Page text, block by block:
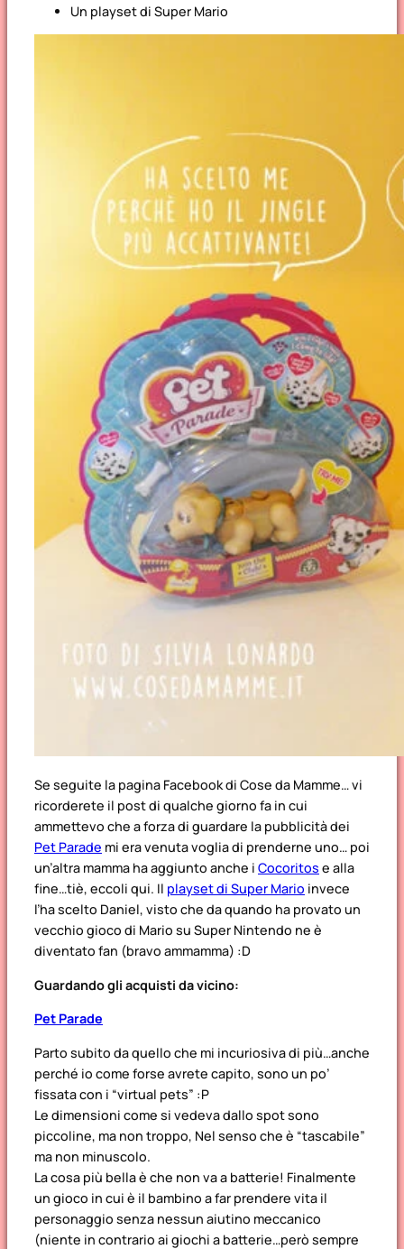
Un playset di Super Mario
Se seguite la pagina Facebook di Cose da Mamme… vi
ricorderete il post di qualche giorno fa in cui
ammettevo che a forza di guardare la pubblicità dei
Pet Parade mi era venuta voglia di prenderne uno… poi
un’altra mamma ha aggiunto anche i Cocoritos e alla
fine…tiè, eccoli qui. Il playset di Super Mario invece
l’ha scelto Daniel, visto che da quando ha provato un
vecchio gioco di Mario su Super Nintendo ne è
diventato fan (bravo ammamma) :D
Guardando gli acquisti da vicino:
Pet Parade
Parto subito da quello che mi incuriosiva di più…anche
perché io come forse avrete capito, sono un po’
fissata con i “virtual pets” :P
Le dimensioni come si vedeva dallo spot sono
piccoline, ma non troppo, Nel senso che è “tascabile”
ma non minuscolo.
La cosa più bella è che non va a batterie! Finalmente
un gioco in cui è il bambino a far prendere vita il
personaggio senza nessun aiutino meccanico
(niente in contrario ai giochi a batterie…però sempre